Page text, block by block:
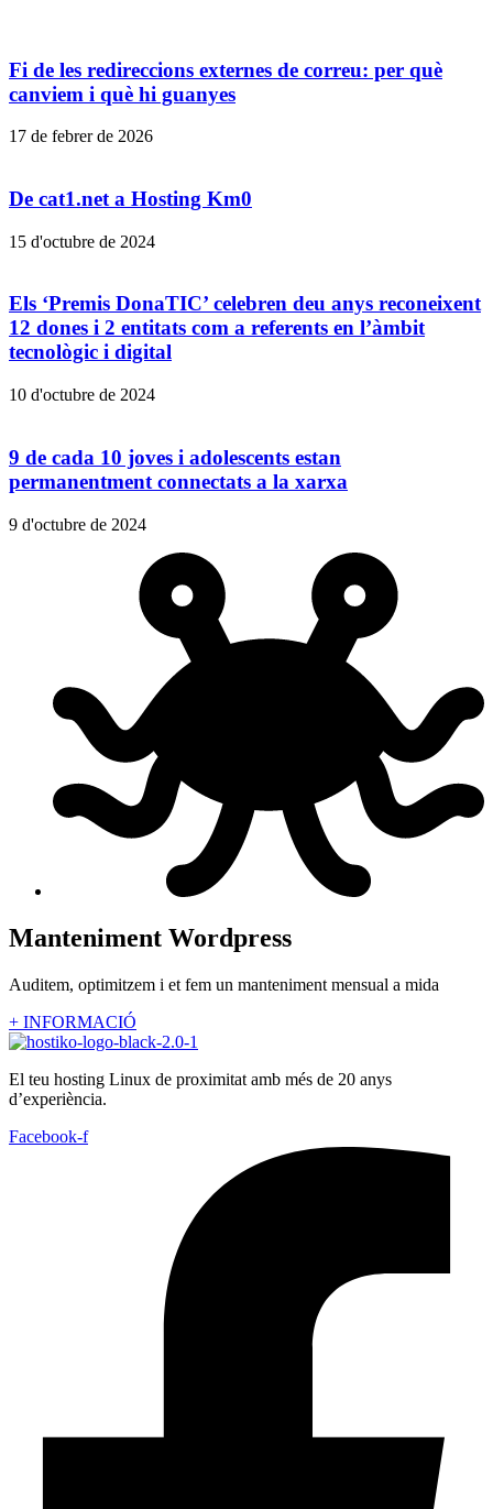
Fi de les redireccions externes de correu: per què
canviem i què hi guanyes
17 de febrer de 2026
De cat1.net a Hosting Km0
15 d'octubre de 2024
Els ‘Premis DonaTIC’ celebren deu anys reconeixent
12 dones i 2 entitats com a referents en l’àmbit
tecnològic i digital
10 d'octubre de 2024
9 de cada 10 joves i adolescents estan
permanentment connectats a la xarxa
9 d'octubre de 2024
Manteniment Wordpress
Auditem, optimitzem i et fem un manteniment mensual a mida
+ INFORMACIÓ
El teu hosting Linux de proximitat amb més de 20 anys
d’experiència.
Facebook-f